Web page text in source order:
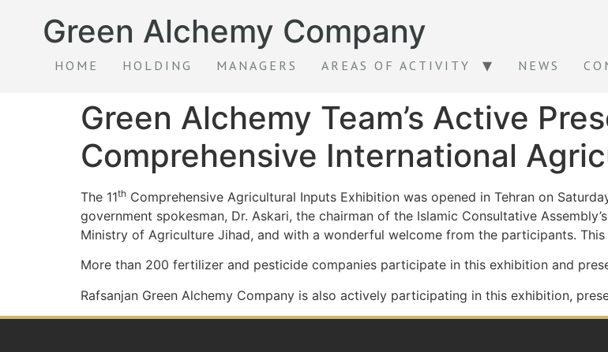
Green Alchemy Company
HOME HOLDING MANAGERS AREAS OF ACTIVITY NEWS
Green Alchemy Team’s Active
Comprehensive International
The 11th Comprehensive Agricultural Inputs Exhibition was opened in Tehran on
government spokesman, Dr. Askari, the chairman of the Islamic Consultative
Ministry of Agriculture Jihad, and with a wonderful welcome from the participants.
More than 200 fertilizer and pesticide companies participate in this exhibition and
Rafsanjan Green Alchemy Company is also actively participating in this exhibition,